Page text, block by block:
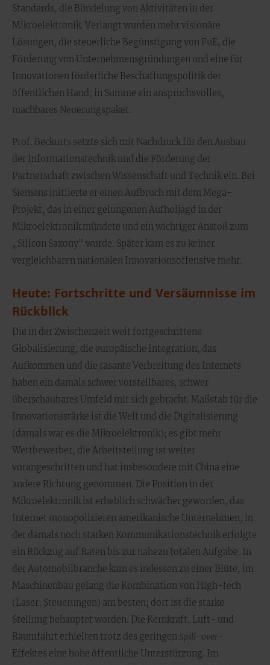
Standards, die Bündelung von Aktivitäten in der
Mikroelektronik. Verlangt wurden mehr visionäre
Lösungen, die steuerliche Begünstigung von FuE, die
Förderung von Unternehmensgründungen und eine für
Innovationen förderliche Beschaffungspolitik der
öffentlichen Hand; in Summe ein anspruchsvolles,
machbares Neuerungspaket.
Prof. Beckurts setzte sich mit Nachdruck für den Ausbau
der Informationstechnik und die Förderung der
Partnerschaft zwischen Wissenschaft und Technik ein. Bei
Siemens initiierte er einen Aufbruch mit dem Mega-
Projekt, das in einer gelungenen Aufholjagd in der
Mikroelektronik mündete und ein wichtiger Anstoß zum
„Silicon Saxony" wurde. Später kam es zu keiner
vergleichbaren nationalen Innovationsoffensive mehr.
Heute: Fortschritte und Versäumnisse im
Rückblick
Die in der Zwischenzeit weit fortgeschrittene
Globalisierung, die europäische Integration, das
Aufkommen und die rasante Verbreitung des Internets
haben ein damals schwer vorstellbares, schwer
überschaubares Umfeld mit sich gebracht. Maßstab für die
Innovationsstärke ist die Welt und die Digitalisierung
(damals war es die Mikroelektronik); es gibt mehr
Wettbewerber, die Arbeitsteilung ist weiter
vorangeschritten und hat insbesondere mit China eine
andere Richtung genommen. Die Position in der
Mikroelektronik ist erheblich schwächer geworden, das
Internet monopolisieren amerikanische Unternehmen, in
der damals noch starken Kommunikationstechnik erfolgte
ein Rückzug auf Raten bis zur nahezu totalen Aufgabe. In
der Automobilbranche kam es indessen zu einer Blüte, im
Maschinenbau gelang die Kombination von High-tech
(Laser, Steuerungen) am besten; dort ist die starke
Stellung behauptet worden. Die Kernkraft, Luft- und
Raumfahrt erhielten trotz des geringen Spill-over-
Effektes eine hohe öffentliche Unterstützung. Im